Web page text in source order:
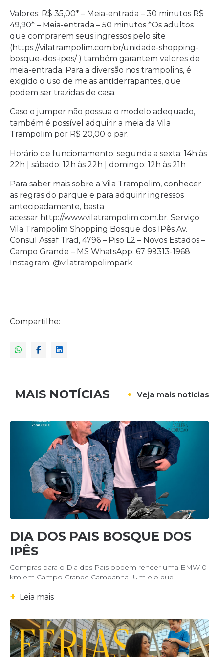
Valores: R$ 35,00* – Meia-entrada – 30 minutos R$
49,90* – Meia-entrada – 50 minutos *Os adultos
que comprarem seus ingressos pelo site
(https://vilatrampolim.com.br/unidade-shopping-
bosque-dos-ipes/ ) também garantem valores de
meia-entrada. Para a diversão nos trampolins, é
exigido o uso de meias antiderrapantes, que
podem ser trazidas de casa.
Caso o jumper não possua o modelo adequado,
também é possível adquirir a meia da Vila
Trampolim por R$ 20,00 o par.
Horário de funcionamento: segunda a sexta: 14h às
22h | sábado: 12h às 22h | domingo: 12h às 21h
Para saber mais sobre a Vila Trampolim, conhecer
as regras do parque e para adquirir ingressos
antecipadamente, basta
acessar http://www.vilatrampolim.com.br. Serviço
Vila Trampolim Shopping Bosque dos IPês Av.
Consul Assaf Trad, 4796 – Piso L2 – Novos Estados –
Campo Grande – MS WhatsApp: 67 99313-1968
Instagram: @vilatrampolimpark
Compartilhe:
MAIS NOTÍCIAS + Veja mais notícias
DIA DOS PAIS BOSQUE DOS
IPÊS
Compras para o Dia dos Pais podem render uma BMW 0
km em Campo Grande Campanha “Um elo que
+ Leia mais